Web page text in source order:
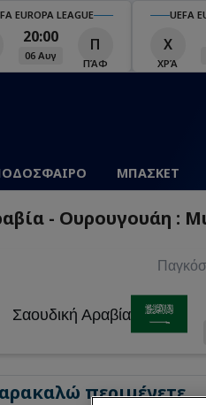
EUROPA LEAGUE
20:00
06 Αυγ
Π
ΠΆΦ
UEFA
Χ
ΧΡΆ
ΜΠΑΣΚΕΤ
- Ουρουγουάη :
Σαουδική Αραβία
περιμένετε...